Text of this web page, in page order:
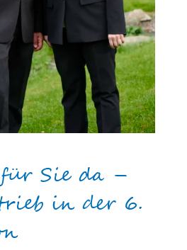
Sie da –
in der 6.